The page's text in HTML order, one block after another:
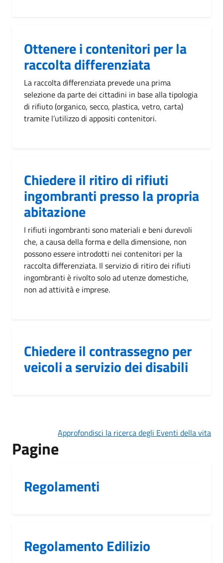
Ottenere i contenitori per la
raccolta differenziata
La raccolta differenziata prevede una prima
selezione da parte dei cittadini in base alla tipologia
di rifiuto (organico, secco, plastica, vetro, carta)
tramite l’utilizzo di appositi contenitori.
Chiedere il ritiro di rifiuti
ingombranti presso la propria
abitazione
I rifiuti ingombranti sono materiali e beni durevoli
che, a causa della forma e della dimensione, non
possono essere introdotti nei contenitori per la
raccolta differenziata. Il servizio di ritiro dei rifiuti
ingombranti è rivolto solo ad utenze domestiche,
non ad attività e imprese.
Chiedere il contrassegno per
veicoli a servizio dei disabili
Approfondisci la ricerca degli Eventi della vita
Pagine
Regolamenti
Regolamento Edilizio